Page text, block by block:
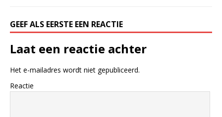
GEEF ALS EERSTE EEN REACTIE
Laat een reactie achter
Het e-mailadres wordt niet gepubliceerd.
Reactie